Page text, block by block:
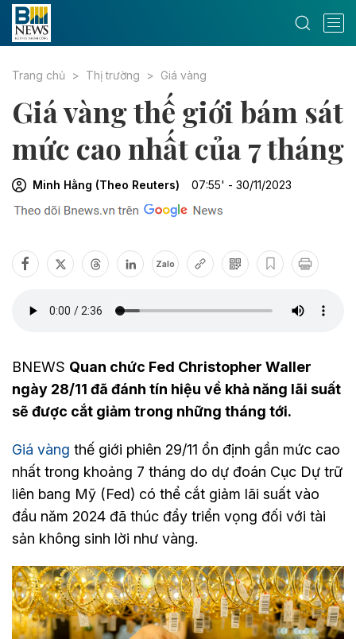
Trang chủ Thị trường Giá vàng
Giá vàng thế giới bám sát
mức cao nhất của 7 tháng
Minh Hằng (Theo Reuters) 07:55' - 30/11/2023
Zalo
BNEWS Quan chức Fed Christopher Waller
ngày 28/11 đã đánh tín hiệu về khả năng lãi suất
sẽ được cắt giảm trong những tháng tới.
Giá vàng thế giới phiên 29/11 ổn định gần mức cao
nhất trong khoảng 7 tháng do dự đoán Cục Dự trữ
liên bang Mỹ (Fed) có thể cắt giảm lãi suất vào
đầu năm 2024 đã thúc đẩy triển vọng đối với tài
sản không sinh lời như vàng.